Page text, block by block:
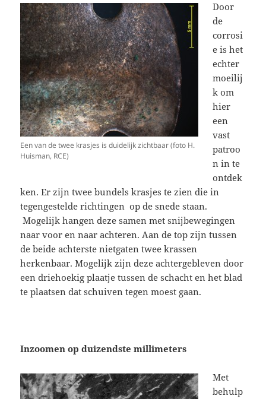
Een van de twee krasjes is duidelijk zichtbaar (foto H.
Huisman, RCE)
Door
de
corrosi
e is het
echter
moeilij
k om
hier
een
vast
patroo
n in te
ontdek
ken. Er zijn twee bundels krasjes te zien die in
tegengestelde richtingen op de snede staan.
Mogelijk hangen deze samen met snijbewegingen
naar voor en naar achteren. Aan de top zijn tussen
de beide achterste nietgaten twee krassen
herkenbaar. Mogelijk zijn deze achtergebleven door
een driehoekig plaatje tussen de schacht en het blad
te plaatsen dat schuiven tegen moest gaan.
Inzoomen op duizendste millimeters
Met
behulp